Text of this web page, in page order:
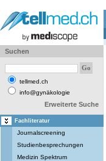
Suchen
tellmed.ch
info@gynäkologie
Erweiterte Suche
Fachliteratur
Journalscreening
Studienbesprechungen
Medizin Spektrum